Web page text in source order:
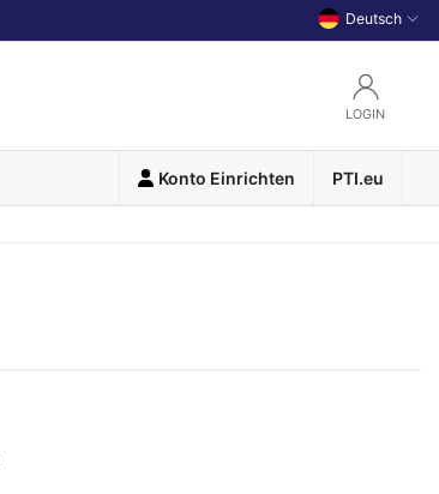
Deutsch
LOGIN
Konto Einrichten PTI.eu